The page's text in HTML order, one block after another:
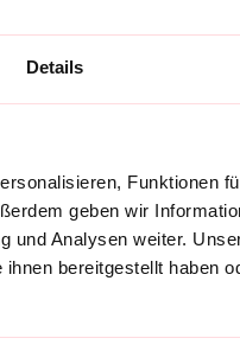
Details
Funktionen
geben wir
und Analysen weiter.
bereitgestellt haben